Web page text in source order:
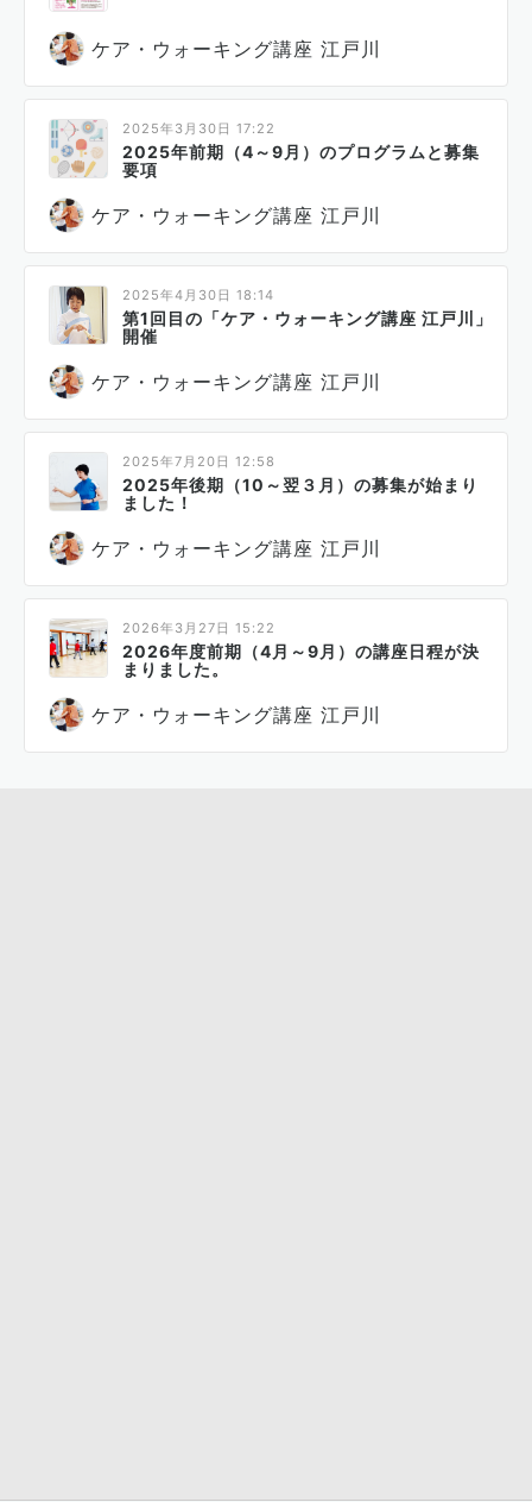
ケア・ウォーキング講座 江戸川
2025年3月30日 17:22
2025年前期（4～9月）のプログラムと募集
要項
ケア・ウォーキング講座 江戸川
2025年4月30日 18:14
第1回目の「ケア・ウォーキング講座 江戸川」
開催
ケア・ウォーキング講座 江戸川
2025年7月20日 12:58
2025年後期（10～翌３月）の募集が始まり
ました！
ケア・ウォーキング講座 江戸川
2026年3月27日 15:22
2026年度前期（4月～9月）の講座日程が決
まりました。
ケア・ウォーキング講座 江戸川